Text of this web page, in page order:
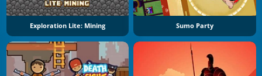
Exploration Lite: Mining Sumo Party